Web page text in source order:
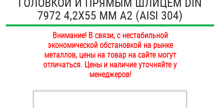
ОПЛАТА И ДОСТАВКА
НАШИ МАГАЗИНЫ
Втулки
Дюбели
Дюймовый крепёж
7972 4,2Х55 ММ А2 (AISI 304)
Внимание! В связи, с нестабильной
экономической обстановкой на рынке
металлов, цены на товар на сайте могут
отличаться. Цены и наличие уточняйте у
менеджеров!